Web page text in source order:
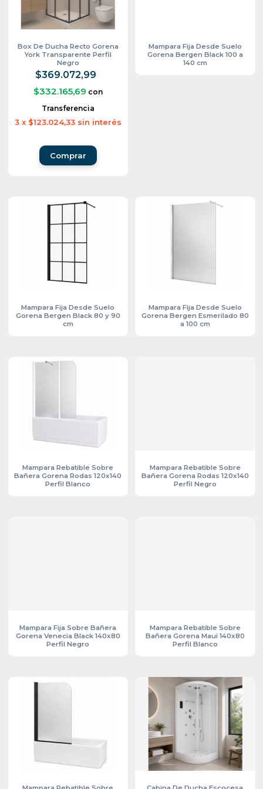
Box De Ducha Recto Gorena
York Transparente Perfil
Negro
$369.072,99
$332.165,69 con
Transferencia
3 x $123.024,33 sin interés
Comprar
Mampara Fija Desde Suelo
Gorena Bergen Black 100 a
140 cm
Mampara Fija Desde Suelo
Gorena Bergen Black 80 y 90
cm
Mampara Fija Desde Suelo
Gorena Bergen Esmerilado 80
a 100 cm
Mampara Rebatible Sobre
Bañera Gorena Rodas 120x140
Perfil Blanco
Mampara Rebatible Sobre
Bañera Gorena Rodas 120x140
Perfil Negro
Mampara Fija Sobre Bañera
Gorena Venecia Black 140x80
Perfil Negro
Mampara Rebatible Sobre
Bañera Gorena Maui 140x80
Perfil Blanco